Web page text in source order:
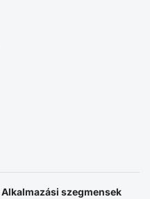
Alkalmazási szegmensek